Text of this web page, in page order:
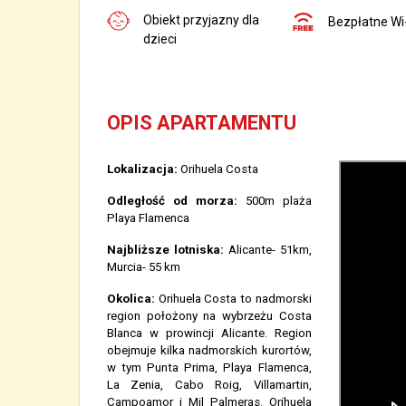
Obiekt przyjazny dla
dzieci
Bezpłatne
OPIS APARTAMENTU
Lokalizacja: Orihuela Costa
Odległość od morza: 500m plaża
Playa Flamenca
Najbliższe lotniska: Alicante- 51km,
Murcia- 55 km
Okolica: Orihuela Costa to nadmorski
region położony na wybrzeżu Costa
Blanca w prowincji Alicante. Region
obejmuje kilka nadmorskich kurortów,
w tym Punta Prima, Playa Flamenca,
La Zenia, Cabo Roig, Villamartin,
Campoamor i Mil Palmeras. Orihuela